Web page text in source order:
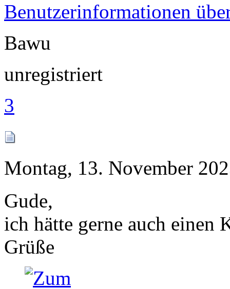
Benutzerinformationen
Bawu
unregistriert
3
Montag, 13. November
Gude,
ich hätte gerne auch einen
Grüße